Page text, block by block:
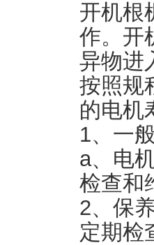
开机根
作。开
异物进
按照规
的电机
1、一
a、电
检查和
2、保
定期检